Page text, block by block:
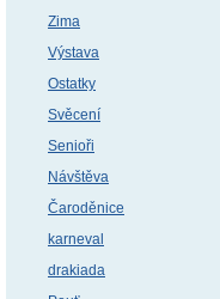
Zima
Výstava
Ostatky
Svěcení
Senioři
Návštěva
Čaroděnice
karneval
drakiada